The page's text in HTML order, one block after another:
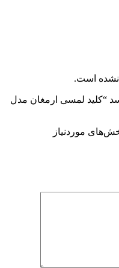
نشده است.
“کلید لمسی ارمغان مدل
موردنیاز